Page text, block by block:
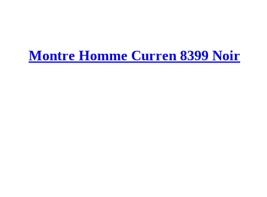
Montre Homme Curren 8399 Noir